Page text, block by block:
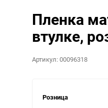
Пленка
втулке,
Артикул:00096318
Розница